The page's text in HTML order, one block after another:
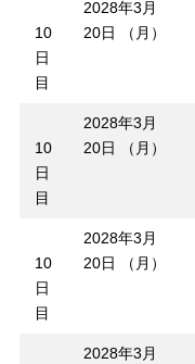
10
日
目
2028年3月
20日 （月）
10
日
目
2028年3月
20日 （月）
10
日
目
2028年3月
20日 （月）
2028年3月